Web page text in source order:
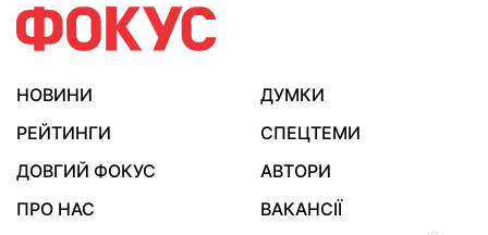
НОВИНИ
ДУМКИ
РЕЙТИНГИ
СПЕЦТЕМИ
ДОВГИЙ ФОКУС
АВТОРИ
ПРО НАС
ВАКАНСІЇ